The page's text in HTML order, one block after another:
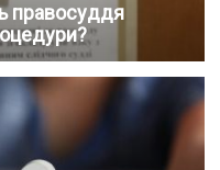
правосуддя